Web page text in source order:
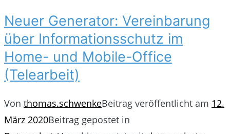
Neuer Generator: Vereinbarung
über Informationsschutz im
Home- und Mobile-Office
(Telearbeit)
Von thomas.schwenkeBeitrag veröffentlicht am 12.
März 2020Beitrag gepostet in